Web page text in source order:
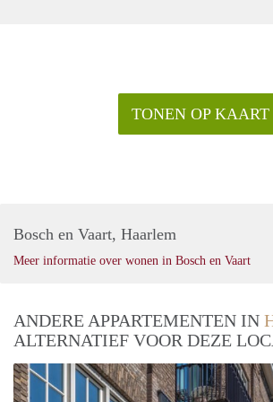
TONEN OP KAART
Bosch en Vaart, Haarlem
Meer informatie over wonen in Bosch en Vaart
ANDERE APPARTEMENTEN IN
ALTERNATIEF VOOR DEZE